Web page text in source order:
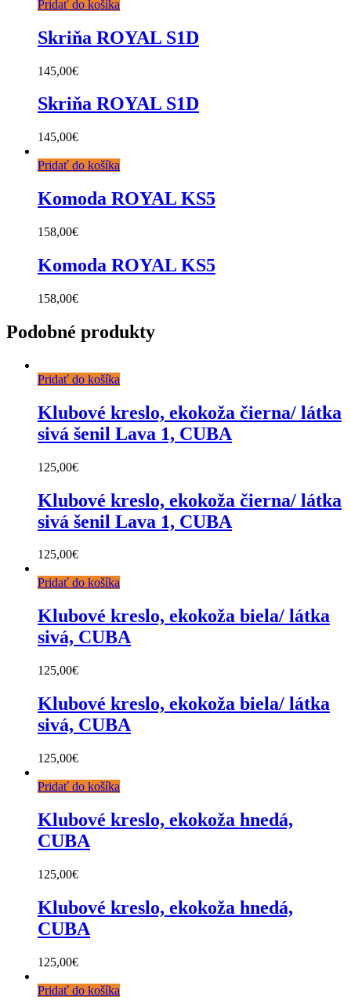
Pridať do košíka
Skriňa ROYAL S1D
145,00€
Skriňa ROYAL S1D
145,00€
Pridať do košíka
Komoda ROYAL KS5
158,00€
Komoda ROYAL KS5
158,00€
Podobné produkty
Pridať do košíka
Klubové kreslo, ekokoža čierna/ látka
sivá šenil Lava 1, CUBA
125,00€
Klubové kreslo, ekokoža čierna/ látka
sivá šenil Lava 1, CUBA
125,00€
Pridať do košíka
Klubové kreslo, ekokoža biela/ látka
sivá, CUBA
125,00€
Klubové kreslo, ekokoža biela/ látka
sivá, CUBA
125,00€
Pridať do košíka
Klubové kreslo, ekokoža hnedá,
CUBA
125,00€
Klubové kreslo, ekokoža hnedá,
CUBA
125,00€
Pridať do košíka